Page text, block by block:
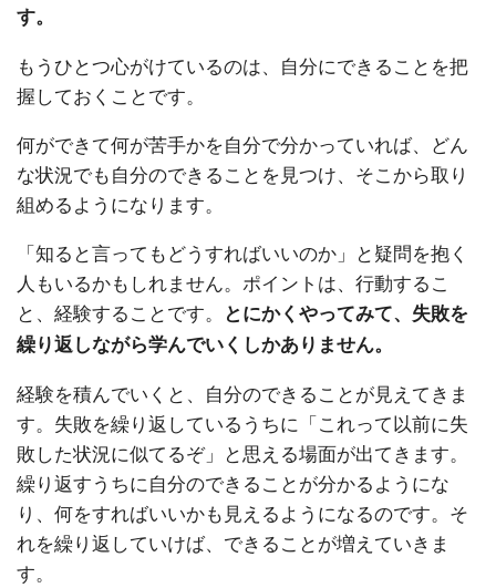
す。
もうひとつ心がけているのは、自分にできることを把
握しておくことです。
何ができて何が苦手かを自分で分かっていれば、どん
な状況でも自分のできることを見つけ、そこから取り
組めるようになります。
「知ると言ってもどうすればいいのか」と疑問を抱く
人もいるかもしれません。ポイントは、行動するこ
と、経験することです。 とにかくやってみて、失敗を
繰り返しながら学んでいくしかありません。
経験を積んでいくと、自分のできることが見えてきま
す。失敗を繰り返しているうちに「これって以前に失
敗した状況に似てるぞ」と思える場面が出てきます。
繰り返すうちに自分のできることが分かるようにな
り、何をすればいいかも見えるようになるのです。そ
れを繰り返していけば、できることが増えていきま
す。